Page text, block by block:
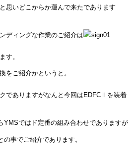
思いどこからか運んで来たであります
ディングな作業のご紹介は
す。
をご紹介かというと。
でありますがなんと今回はEDFCⅡを装着
YMSではド定番の組み合わせでありますが
事でご紹介であります。